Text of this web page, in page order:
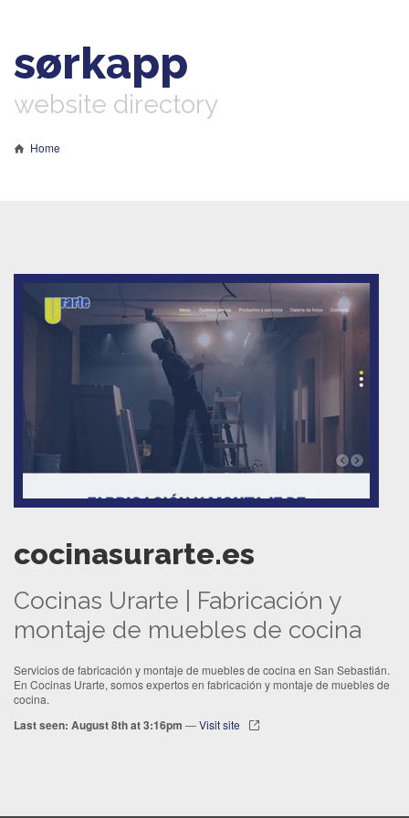
sørkapp
website directory
Home
cocinasurarte.es
Cocinas Urarte | Fabricación y
montaje de muebles de cocina
Servicios de fabricación y montaje de muebles de cocina en San Sebastián.
En Cocinas Urarte, somos expertos en fabricación y montaje de muebles de
cocina.
Last seen: August 8th at 3:16pm —Visit site